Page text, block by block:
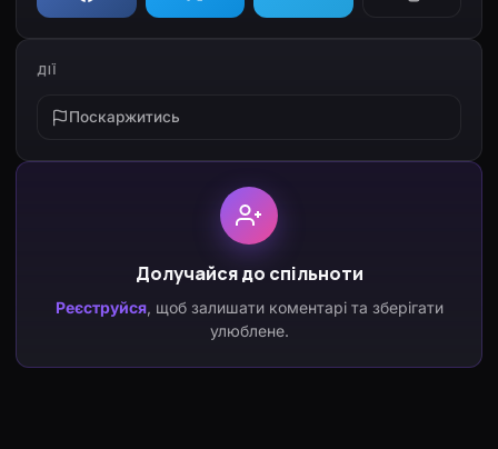
ДІЇ
Поскаржитись
Долучайся до спільноти
Реєструйся, щоб залишати коментарі та зберігати
улюблене.